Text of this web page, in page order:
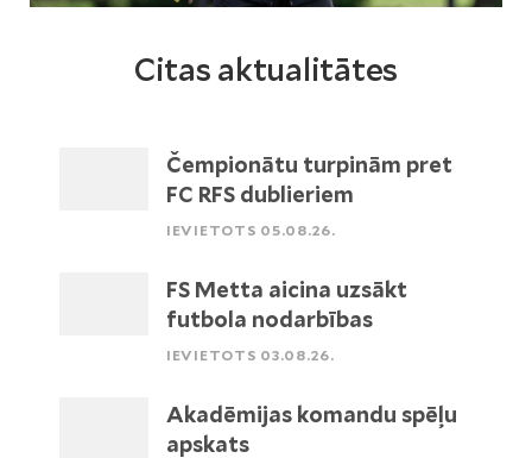
Citas aktualitātes
Čempionātu turpinām pret
FC RFS dublieriem
IEVIETOTS 05.08.26.
FS Metta aicina uzsākt
futbola nodarbības
IEVIETOTS 03.08.26.
Akadēmijas komandu spēļu
apskats